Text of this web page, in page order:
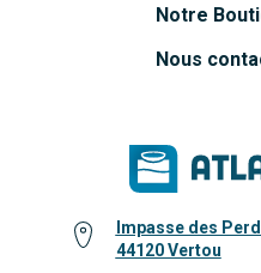
Notre
Nous
Impasse des
44120 Vertou